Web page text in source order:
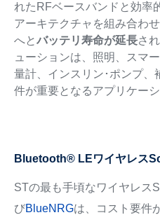
れたRFベースバンドと効率
アーキテクチャを組み合わ
へとバッテリ寿命が延長さ
ューションは、照明、スマ
量計、インスリン･ポンプ、
件が重要となるアプリケー
Bluetooth® LEワイヤレス
STの最も手頃なワイヤレス
びBlueNRGは、コスト要件